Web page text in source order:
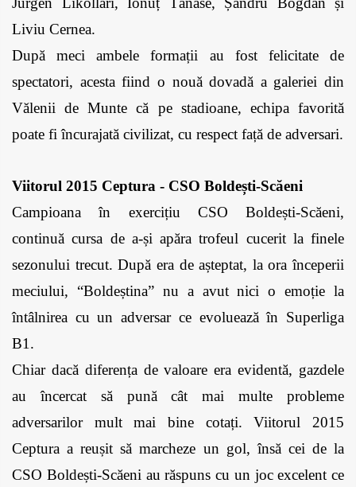
Liviu Cernea.
După meci ambele formații au fost felicitate de
spectatori, acesta fiind o nouă dovadă a galeriei din
Vălenii de Munte că pe stadioane, echipa favorită
poate fi încurajată civilizat, cu respect față de adversari.
Viitorul 2015 Ceptura - CSO Boldești-Scăeni
Campioana în exercițiu CSO Boldești-Scăeni,
continuă cursa de a-și apăra trofeul cucerit la finele
sezonului trecut. După era de așteptat, la ora începerii
meciului, “Boldeștina” nu a avut nici o emoție la
întâlnirea cu un adversar ce evoluează în Superliga
B1.
Chiar dacă diferența de valoare era evidentă, gazdele
au încercat să pună cât mai multe probleme
adversarilor mult mai bine cotați. Viitorul 2015
Ceptura a reușit să marcheze un gol, însă cei de la
CSO Boldești-Scăeni au răspuns cu un joc excelent ce